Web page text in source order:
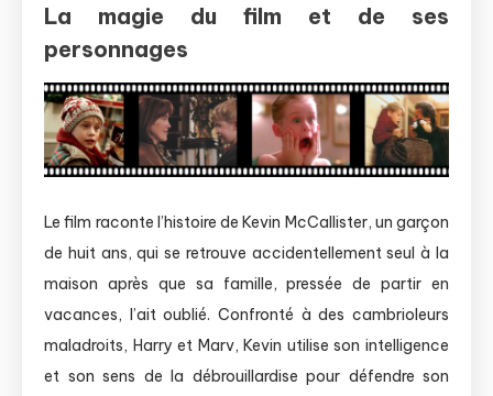
La magie du film et de ses
personnages
Le film raconte l’histoire de Kevin McCallister, un garçon
de huit ans, qui se retrouve accidentellement seul à la
maison après que sa famille, pressée de partir en
vacances, l’ait oublié. Confronté à des cambrioleurs
maladroits, Harry et Marv, Kevin utilise son intelligence
et son sens de la débrouillardise pour défendre son